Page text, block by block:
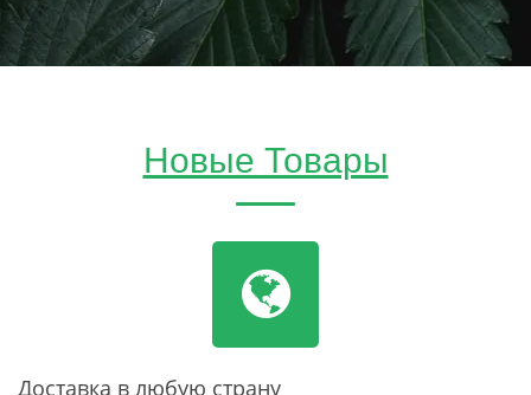
Новые Товары
Доставка в любую страну